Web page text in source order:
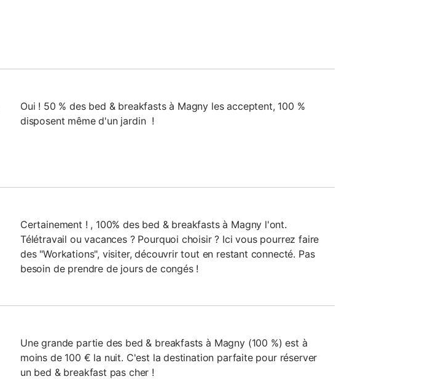
Oui ! 50 % des bed & breakfasts à Magny les acceptent, 100 %
disposent même d'un jardin !
Certainement ! , 100% des bed & breakfasts à Magny l'ont.
Télétravail ou vacances ? Pourquoi choisir ? Ici vous pourrez faire
des "Workations", visiter, découvrir tout en restant connecté. Pas
besoin de prendre de jours de congés !
Une grande partie des bed & breakfasts à Magny (100 %) est à
moins de 100 € la nuit. C'est la destination parfaite pour réserver
un bed & breakfast pas cher !